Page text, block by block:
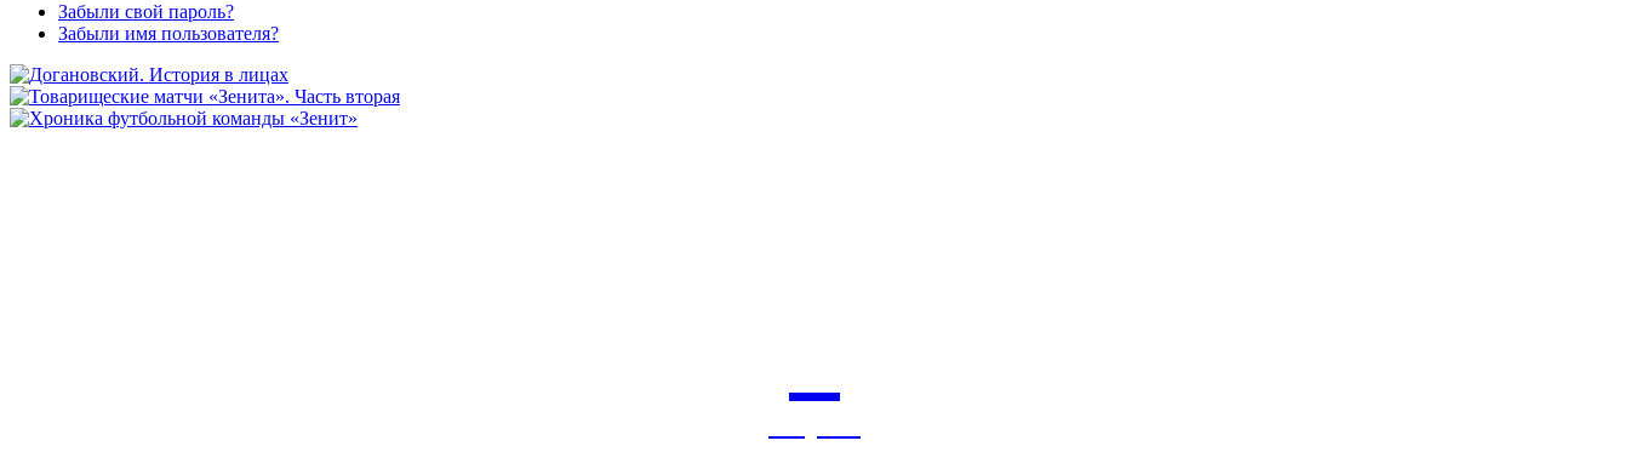
Забыли свой пароль?
Забыли имя пользователя?